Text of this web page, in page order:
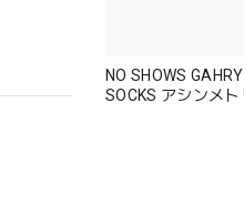
NO SHOWS GAHRY (1SET = 2枚) SOLO
SOCKS アシンメトリー デザイン ソックス